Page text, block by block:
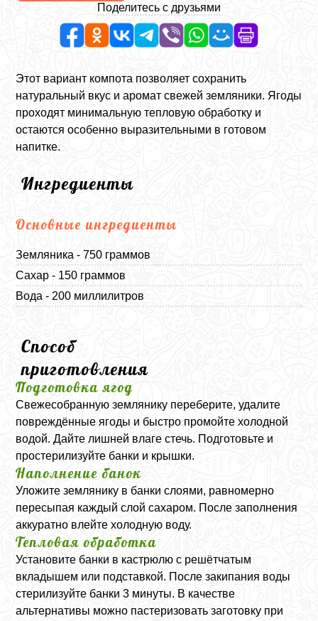
Поделитесь с друзьями
Этот вариант компота позволяет сохранить
натуральный вкус и аромат свежей земляники. Ягоды
проходят минимальную тепловую обработку и
остаются особенно выразительными в готовом
напитке.
Ингредиенты
Основные ингредиенты
Земляника - 750 граммов
Сахар - 150 граммов
Вода - 200 миллилитров
Способ
приготовления
Подготовка ягод
Свежесобранную землянику переберите, удалите
повреждённые ягоды и быстро промойте холодной
водой. Дайте лишней влаге стечь. Подготовьте и
простерилизуйте банки и крышки.
Наполнение банок
Уложите землянику в банки слоями, равномерно
пересыпая каждый слой сахаром. После заполнения
аккуратно влейте холодную воду.
Тепловая обработка
Установите банки в кастрюлю с решётчатым
вкладышем или подставкой. После закипания воды
стерилизуйте банки 3 минуты. В качестве
альтернативы можно пастеризовать заготовку при